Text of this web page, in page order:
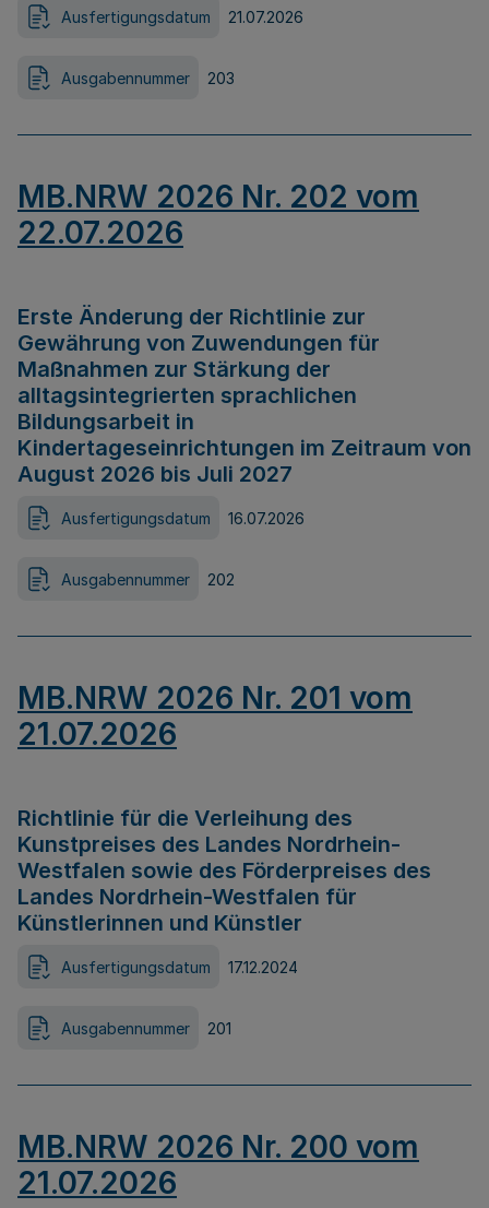
Ausfertigungsdatum 21.07.2026
Ausgabennummer 203
MB.NRW 2026 Nr. 202 vom
22.07.2026
Erste Änderung der Richtlinie zur
Gewährung von Zuwendungen für
Maßnahmen zur Stärkung der
alltagsintegrierten sprachlichen
Bildungsarbeit in
Kindertageseinrichtungen im Zeitraum von
August 2026 bis Juli 2027
Ausfertigungsdatum 16.07.2026
Ausgabennummer 202
MB.NRW 2026 Nr. 201 vom
21.07.2026
Richtlinie für die Verleihung des
Kunstpreises des Landes Nordrhein-
Westfalen sowie des Förderpreises des
Landes Nordrhein-Westfalen für
Künstlerinnen und Künstler
Ausfertigungsdatum 17.12.2024
Ausgabennummer 201
MB.NRW 2026 Nr. 200 vom
21.07.2026